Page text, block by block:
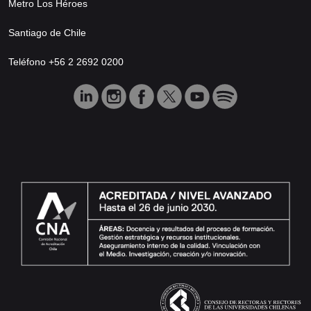
Metro Los Héroes
Santiago de Chile
Teléfono +56 2 2692 0200